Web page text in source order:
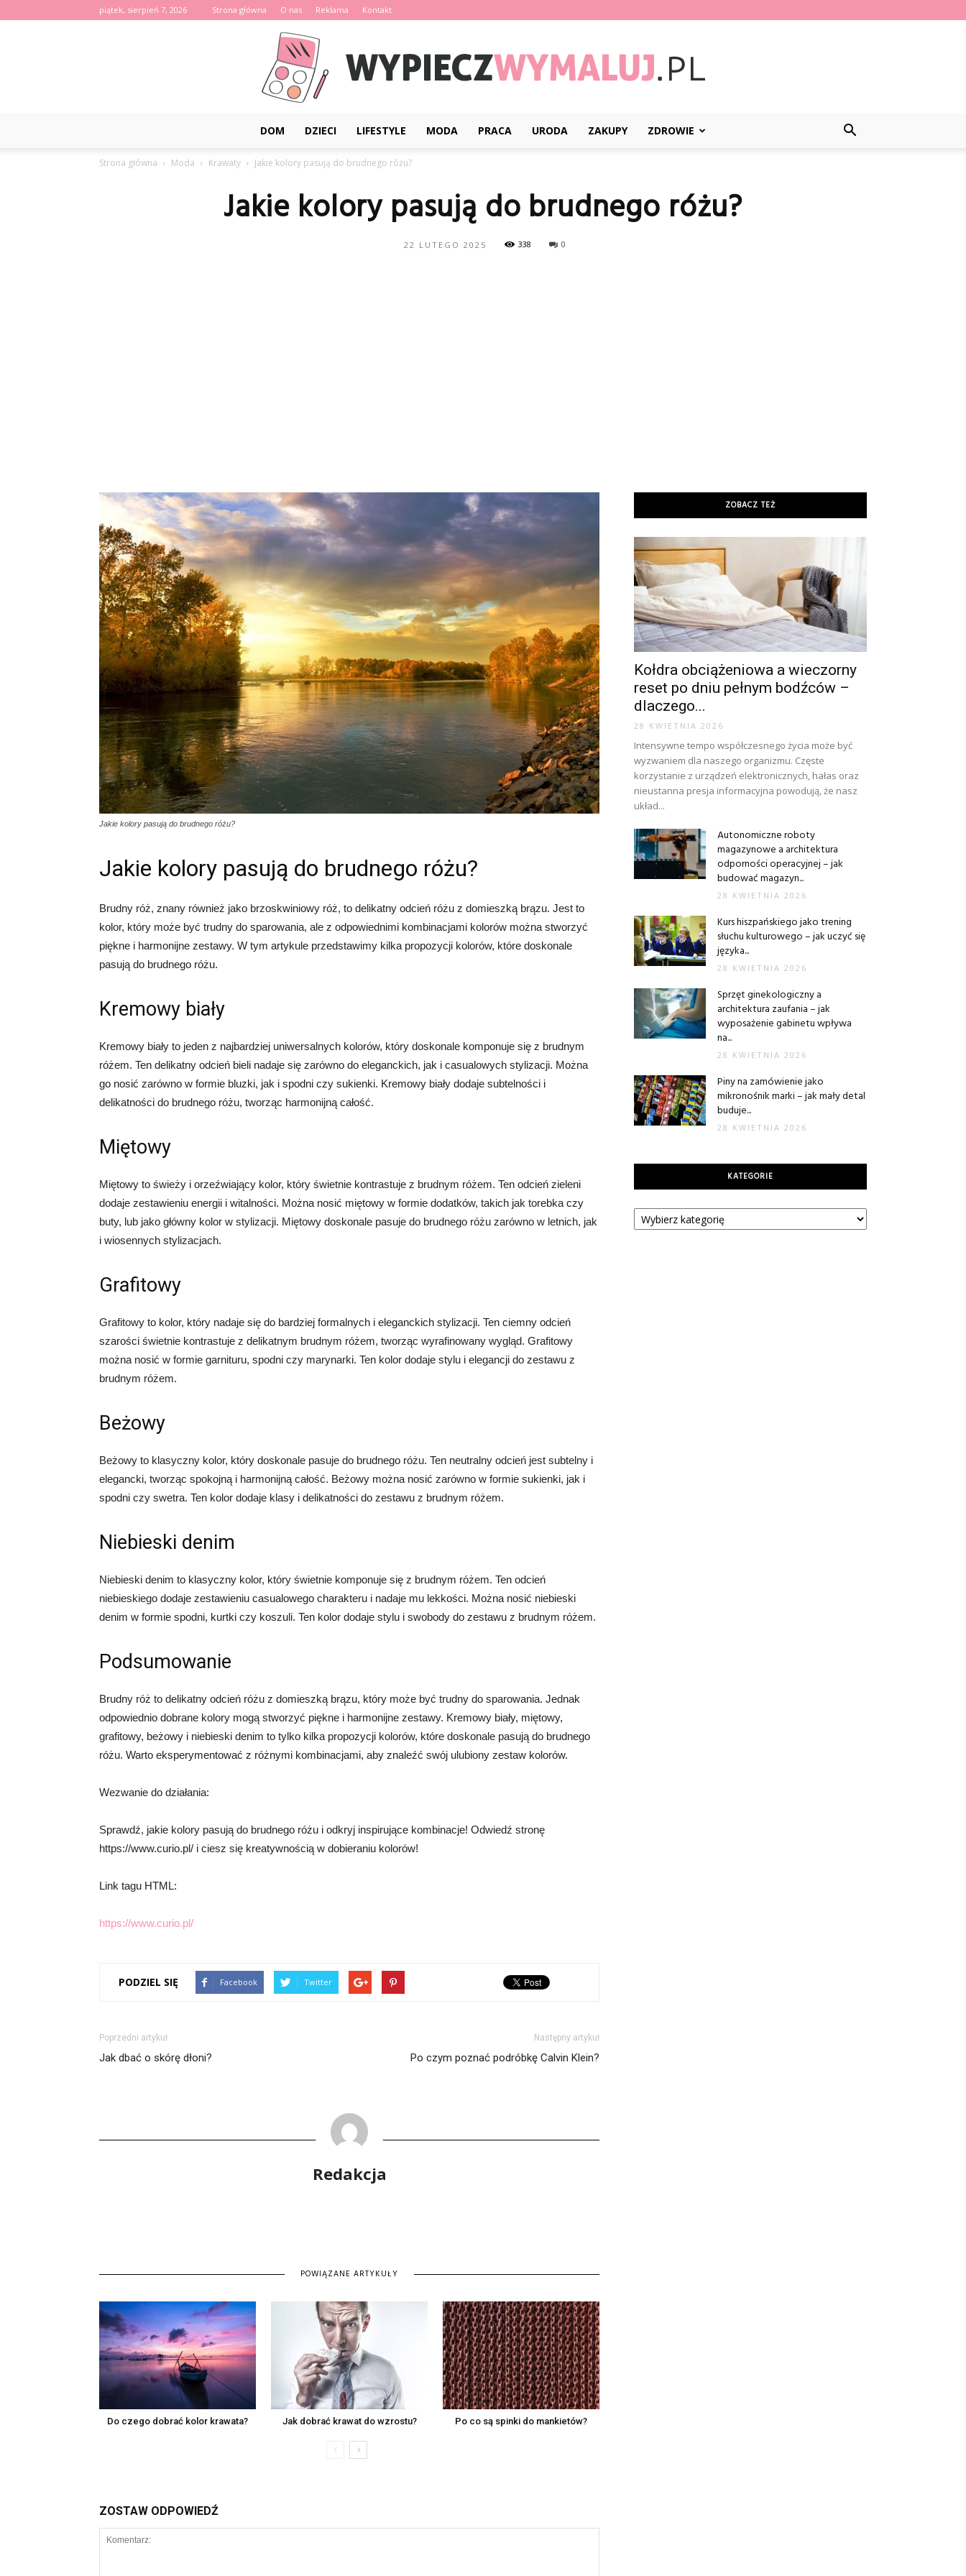
piątek, sierpień 7, 2026 Strona główna O nas Reklama Kontakt
DOM DZIECI LIFESTYLE MODA PRACA URODA ZAKUPY ZDROWIE
Strona główna Moda Krawaty Jakie kolory pasują do brudnego różu?
Jakie kolory pasują do brudnego różu?
22 LUTEGO 2025 338 0
Jakie kolory pasują do brudnego różu?
Jakie kolory pasują do brudnego różu?
Brudny róż, znany również jako brzoskwiniowy róż, to delikatny odcień różu z domieszką brązu. Jest to
kolor, który może być trudny do sparowania, ale z odpowiednimi kombinacjami kolorów można stworzyć
piękne i harmonijne zestawy. W tym artykule przedstawimy kilka propozycji kolorów, które doskonale
pasują do brudnego różu.
Kremowy biały
Kremowy biały to jeden z najbardziej uniwersalnych kolorów, który doskonale komponuje się z brudnym
różem. Ten delikatny odcień bieli nadaje się zarówno do eleganckich, jak i casualowych stylizacji. Można
go nosić zarówno w formie bluzki, jak i spodni czy sukienki. Kremowy biały dodaje subtelności i
delikatności do brudnego różu, tworząc harmonijną całość.
Miętowy
Miętowy to świeży i orzeźwiający kolor, który świetnie kontrastuje z brudnym różem. Ten odcień zieleni
dodaje zestawieniu energii i witalności. Można nosić miętowy w formie dodatków, takich jak torebka czy
buty, lub jako główny kolor w stylizacji. Miętowy doskonale pasuje do brudnego różu zarówno w letnich, jak
i wiosennych stylizacjach.
Grafitowy
Grafitowy to kolor, który nadaje się do bardziej formalnych i eleganckich stylizacji. Ten ciemny odcień
szarości świetnie kontrastuje z delikatnym brudnym różem, tworząc wyrafinowany wygląd. Grafitowy
można nosić w formie garnituru, spodni czy marynarki. Ten kolor dodaje stylu i elegancji do zestawu z
brudnym różem.
Beżowy
Beżowy to klasyczny kolor, który doskonale pasuje do brudnego różu. Ten neutralny odcień jest subtelny i
elegancki, tworząc spokojną i harmonijną całość. Beżowy można nosić zarówno w formie sukienki, jak i
spodni czy swetra. Ten kolor dodaje klasy i delikatności do zestawu z brudnym różem.
Niebieski denim
Niebieski denim to klasyczny kolor, który świetnie komponuje się z brudnym różem. Ten odcień
niebieskiego dodaje zestawieniu casualowego charakteru i nadaje mu lekkości. Można nosić niebieski
denim w formie spodni, kurtki czy koszuli. Ten kolor dodaje stylu i swobody do zestawu z brudnym różem.
Podsumowanie
Brudny róż to delikatny odcień różu z domieszką brązu, który może być trudny do sparowania. Jednak
odpowiednio dobrane kolory mogą stworzyć piękne i harmonijne zestawy. Kremowy biały, miętowy,
grafitowy, beżowy i niebieski denim to tylko kilka propozycji kolorów, które doskonale pasują do brudnego
różu. Warto eksperymentować z różnymi kombinacjami, aby znaleźć swój ulubiony zestaw kolorów.
Wezwanie do działania:
Sprawdź, jakie kolory pasują do brudnego różu i odkryj inspirujące kombinacje! Odwiedź stronę
https://www.curio.pl/ i ciesz się kreatywnością w dobieraniu kolorów!
Link tagu HTML:
https://www.curio.pl/
PODZIEL SIĘ Facebook Twitter
Poprzedni artykuł
Jak dbać o skórę dłoni?
Następny artykuł
Po czym poznać podróbkę Calvin Klein?
Redakcja
POWIĄZANE ARTYKUŁY
Do czego dobrać kolor krawata? Jak dobrać krawat do wzrostu? Po co są spinki do mankietów?
ZOSTAW ODPOWIEDŹ
ZOBACZ TEŻ
Kołdra obciążeniowa a wieczorny
reset po dniu pełnym bodźców –
dlaczego...
28 KWIETNIA 2026
Intensywne tempo współczesnego życia może być
wyzwaniem dla naszego organizmu. Częste
korzystanie z urządzeń elektronicznych, hałas oraz
nieustanna presja informacyjna powodują, że nasz
układ...
Autonomiczne roboty
magazynowe a architektura
odporności operacyjnej – jak
budować magazyn...
28 KWIETNIA 2026
Kurs hiszpańskiego jako trening
słuchu kulturowego – jak uczyć się
języka...
28 KWIETNIA 2026
Sprzęt ginekologiczny a
architektura zaufania – jak
wyposażenie gabinetu wpływa
na...
28 KWIETNIA 2026
Piny na zamówienie jako
mikronośnik marki – jak mały detal
buduje...
28 KWIETNIA 2026
KATEGORIE
Kategorie